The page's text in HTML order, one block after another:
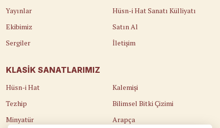
Yayınlar
Ekibimiz
Sergiler
Hüsn-i Hat Sanatı Külliyatı
Satın Al
İletişim
KLASIK SANATLARIMIZ
Hüsn-i Hat
Tezhip
Minyatür
Kalemişi
Bilimsel Bitki Çizimi
Arapça